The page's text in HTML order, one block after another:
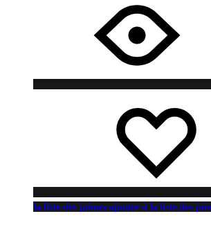
la liste des jaimes ajouter à la liste des